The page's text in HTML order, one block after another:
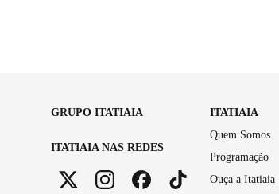
GRUPO ITATIAIA
ITATIAIA NAS REDES
ITATIAIA
Quem Somos
Programação
Ouça a Itatiaia